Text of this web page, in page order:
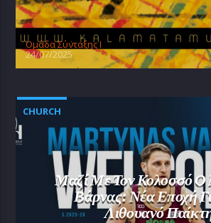
Oμάδα Σύνταξης Ι
24/07/2025
CHURCH
Μαζί Με Τον Κολοσσό Ο
Βάρνας: Νέα Εποχή
Λιθουανό